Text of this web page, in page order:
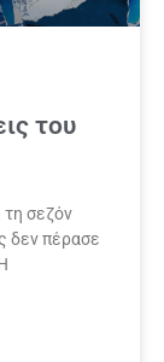
του
τη σεζόν
δεν πέρασε